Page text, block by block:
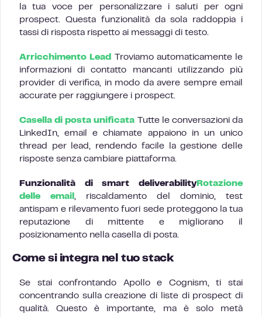
la tua voce per personalizzare i saluti per ogni
prospect. Questa funzionalità da sola raddoppia i
tassi di risposta rispetto ai messaggi di testo.
Arricchimento Lead
Troviamo automaticamente le
informazioni di contatto mancanti utilizzando più
provider di verifica, in modo da avere sempre email
accurate per raggiungere i prospect.
Casella di posta unificata Tutte le conversazioni da
LinkedIn, email e chiamate appaiono in un unico
thread per lead, rendendo facile la gestione delle
risposte senza cambiare piattaforma.
Funzionalità di smart deliverabilityRotazione
delle email , riscaldamento del dominio, test
antispam e rilevamento fuori sede proteggono la tua
reputazione di mittente e migliorano il
posizionamento nella casella di posta.
Come si integra nel tuo stack
Se stai confrontando Apollo e Cognism, ti stai
concentrando sulla creazione di liste di prospect di
qualità. Questo è importante, ma è solo metà